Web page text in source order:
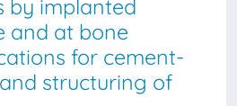
by implanted
and at bone
for cement-
structuring of